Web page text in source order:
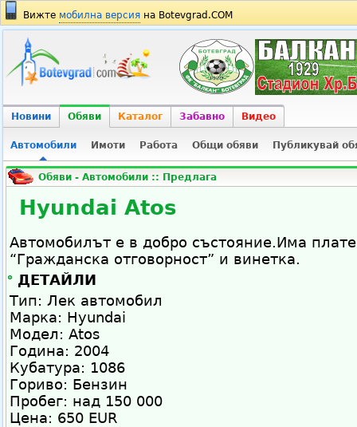
Вижте мобилна версия на Botevgrad.COM
Новини Обяви Каталог Забавно Видео
Автомобили Имоти Работа Общи обяви Публикувай
Обяви - Автомобили :: Предлага
Hyundai Atos
Автомобилът е в добро състояние.Има
“Гражданска отговорност” и винетка.
ДЕТАЙЛИ
Тип: Лек автомобил
Марка: Hyundai
Модел: Atos
Година: 2004
Кубатура: 1086
Гориво: Бензин
Пробег: над 150 000
Цена: 650 EUR